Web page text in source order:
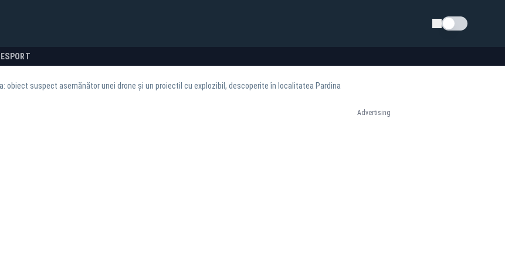
Schimba tema
SPORT
obiect suspect asemănător unei drone și un proiectil cu explozibil, descoperite în localitatea Pardina
Advertising